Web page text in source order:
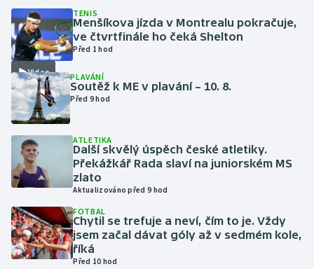
Golf
Gymnastika
Házená
Jezdectví
Judo
Krasobruslení
Lezení
Lyže a snowboard
Video
TENIS
Menšíkova jízda v Montrealu pokračuje,
ve čtvrtfinále ho čeká Shelton
Před 1 hod
PLAVÁNÍ
Soutěž k ME v plavání – 10. 8.
Před 9 hod
ATLETIKA
Další skvělý úspěch české atletiky.
Překážkář Rada slaví na juniorském MS
zlato
Aktualizováno před 9 hod
FOTBAL
Chytil se trefuje a neví, čím to je. Vždy
jsem začal dávat góly až v sedmém kole,
říká
Před 10 hod